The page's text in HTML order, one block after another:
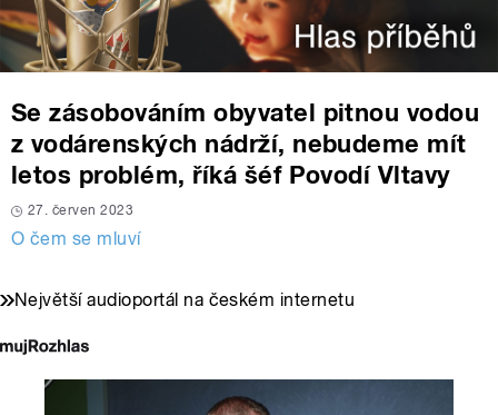
Se zásobováním obyvatel pitnou vodou
z vodárenských nádrží, nebudeme mít
letos problém, říká šéf Povodí Vltavy
27. červen 2023
O čem se mluví
Největší audioportál na českém internetu